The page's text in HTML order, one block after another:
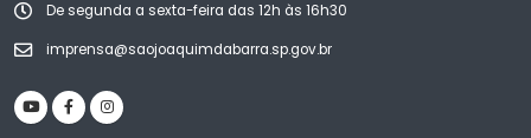
De segunda a sexta-feira das 12h às 16h30
imprensa@saojoaquimdabarra.sp.gov.br